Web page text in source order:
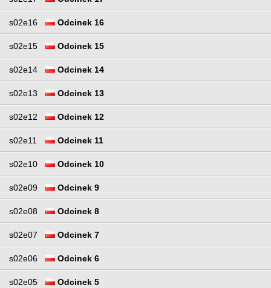
s02e16 Odcinek 16
s02e15 Odcinek 15
s02e14 Odcinek 14
s02e13 Odcinek 13
s02e12 Odcinek 12
s02e11 Odcinek 11
s02e10 Odcinek 10
s02e09 Odcinek 9
s02e08 Odcinek 8
s02e07 Odcinek 7
s02e06 Odcinek 6
s02e05 Odcinek 5